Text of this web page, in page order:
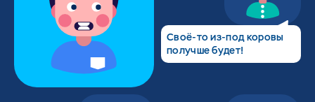
Своё-то из-под коровы
получше будет!